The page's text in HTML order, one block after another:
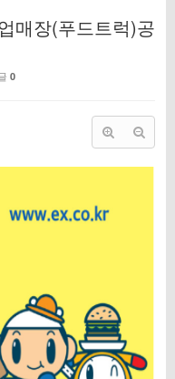
매장(푸드트럭)공
0